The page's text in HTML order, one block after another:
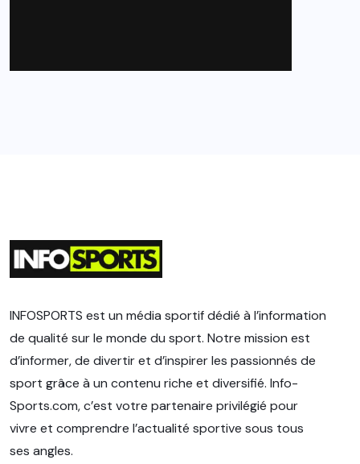
INFOSPORTS est un média sportif dédié à l’information
de qualité sur le monde du sport. Notre mission est
d’informer, de divertir et d’inspirer les passionnés de
sport grâce à un contenu riche et diversifié. Info-
Sports.com, c’est votre partenaire privilégié pour
vivre et comprendre l’actualité sportive sous tous
ses angles.